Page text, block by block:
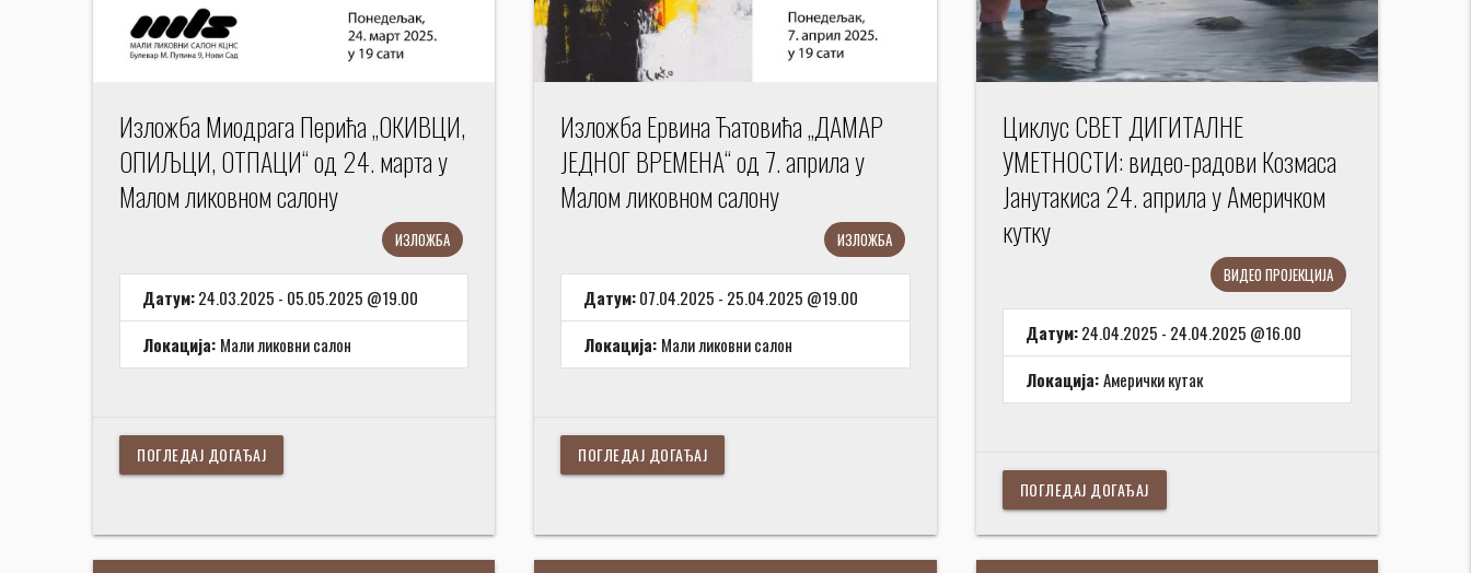
Изложба Миодрага Перића „ОКИВЦИ,
ОПИЉЦИ, ОТПАЦИ“ од 24. марта у
Малом ликовном салону
ИЗЛОЖБА
Датум:24.03.2025 - 05.05.2025 @19.00
Локација: Мали ликовни салон
ПОГЛЕДАЈ ДОГАЂАЈ
Изложба Ервина Ћатовића „ДАМАР
ЈЕДНОГ ВРЕМЕНА“ од 7. априла у
Малом ликовном салону
ИЗЛОЖБА
Датум:07.04.2025 - 25.04.2025 @19.00
Локација: Мали ликовни салон
ПОГЛЕДАЈ ДОГАЂАЈ
Циклус СВЕТ ДИГИТАЛНЕ
УМЕТНОСТИ: видео-радови Козмаса
Јанутакиса 24. априла у Америчком
кутку
ВИДЕО ПРОЈЕКЦИЈА
Датум:24.04.2025 - 24.04.2025 @16.00
Локација:Амерички кутак
ПОГЛЕДАЈ ДОГАЂАЈ